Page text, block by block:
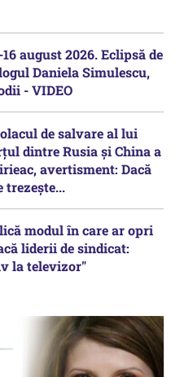
august 2026. Eclipsă de
Daniela Simulescu,
- VIDEO
de salvare al lui
dintre Rusia și China a
avertisment: Dacă
trezește...
modul în care ar opri
liderii de sindicat:
la televizor"